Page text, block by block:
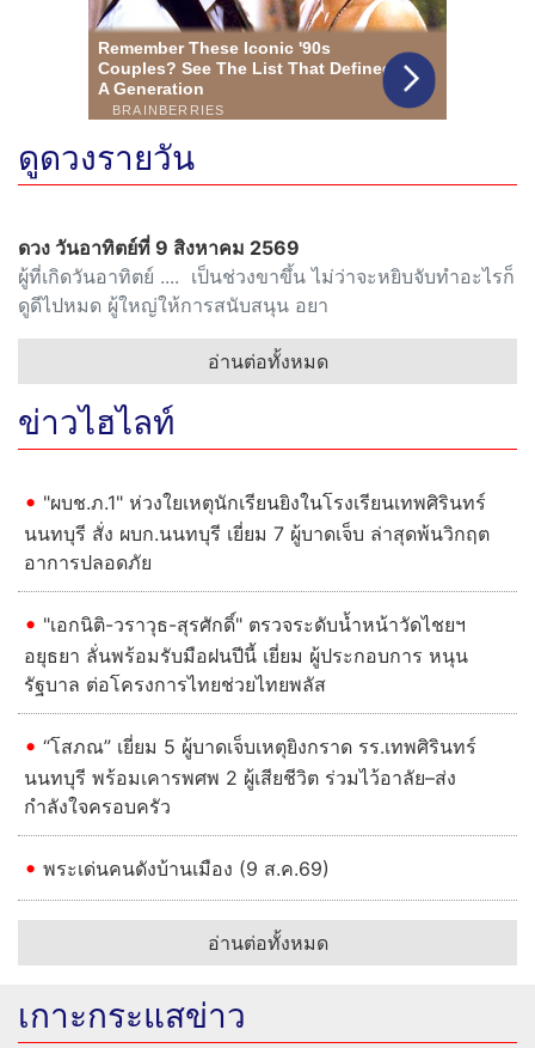
ดูดวงรายวัน
ดวง วันอาทิตย์ที่ 9 สิงหาคม 2569
ผู้ที่เกิดวันอาทิตย์ .... เป็นช่วงขาขึ้น ไม่ว่าจะหยิบจับทำอะไรก็
ดูดีไปหมด ผู้ใหญ่ให้การสนับสนุน อยา
อ่านต่อทั้งหมด
ข่าวไฮไลท์
Previous
"ผบช.ภ.1" ห่วงใยเหตุนักเรียนยิงในโรงเรียนเทพศิรินทร์
นนทบุรี สั่ง ผบก.นนทบุรี เยี่ยม 7 ผู้บาดเจ็บ ล่าสุดพ้นวิกฤต
"เอกนิติ-วราวุธ-สุรศักดิ์" ตรวจระดับน้ำหน้าวัดไชยฯ